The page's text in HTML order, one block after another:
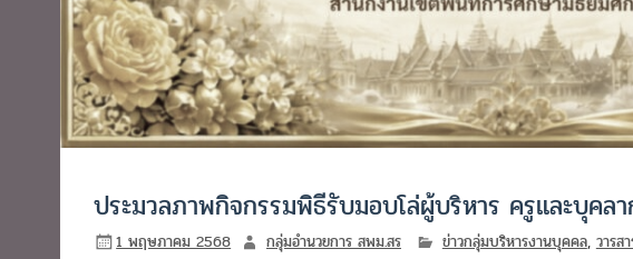
ประมวลภาพกิจกรรมพิธีรับมอบโล่ผู้บริหาร ครูและบุคล
1 พฤษภาคม 2568 กลุ่มอำนวยการ สพม.สร ข่าวกลุ่มบริหารงานบุคคล, วารส